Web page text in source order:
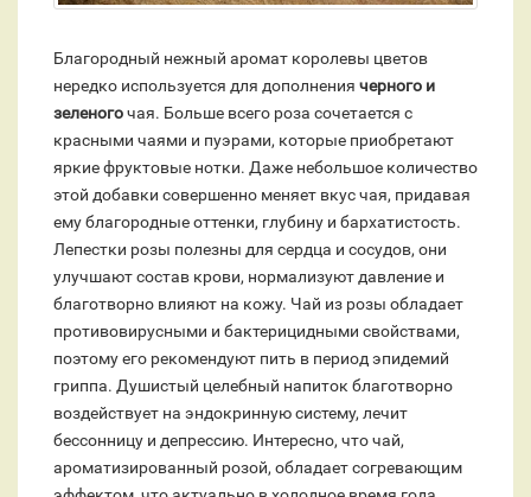
Благородный нежный аромат королевы цветов
нередко используется для дополнения черного и
зеленогочая. Больше всего роза сочетается с
красными чаями и пуэрами, которые приобретают
яркие фруктовые нотки. Даже небольшое количество
этой добавки совершенно меняет вкус чая, придавая
ему благородные оттенки, глубину и бархатистость.
Лепестки розы полезны для сердца и сосудов, они
улучшают состав крови, нормализуют давление и
благотворно влияют на кожу. Чай из розы обладает
противовирусными и бактерицидными свойствами,
поэтому его рекомендуют пить в период эпидемий
гриппа. Душистый целебный напиток благотворно
воздействует на эндокринную систему, лечит
бессонницу и депрессию. Интересно, что чай,
ароматизированный розой, обладает согревающим